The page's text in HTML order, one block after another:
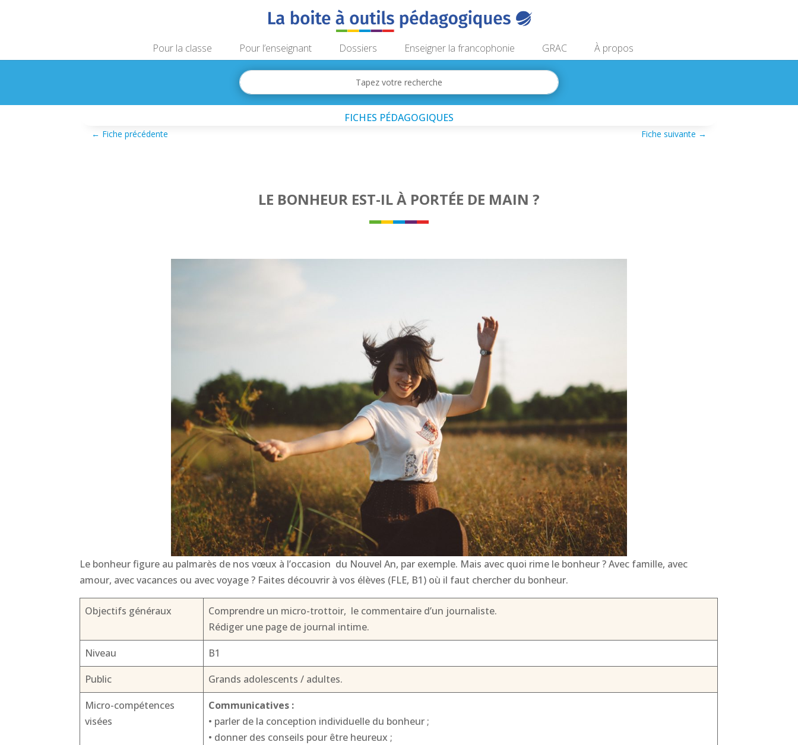
Pour la classe Pour l’enseignant Dossiers Enseigner la francophonie GRAC À propos
FICHES PÉDAGOGIQUES
← Fiche précédente Fiche suivante →
LE BONHEUR EST-IL À PORTÉE DE MAIN ?
Le bonheur figure au palmarès de nos vœux à l’occasion du Nouvel An, par exemple. Mais avec quoi rime le bonheur ? Avec famille, avec
amour, avec vacances ou avec voyage ? Faites découvrir à vos élèves (FLE, B1) où il faut chercher du bonheur.
Objectifs généraux
Comprendre un micro-trottoir, le commentaire d’un journaliste.
Rédiger une page de journal intime.
Niveau
B1
Public
Grands adolescents / adultes.
Micro-compétences
visées
Communicatives :
• parler de la conception individuelle du bonheur ;
• donner des conseils pour être heureux ;